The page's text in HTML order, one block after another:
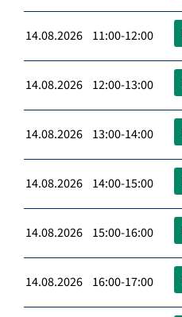
14.08.2026 11:00-12:00
14.08.2026 12:00-13:00
14.08.2026 13:00-14:00
14.08.2026 14:00-15:00
14.08.2026 15:00-16:00
14.08.2026 16:00-17:00